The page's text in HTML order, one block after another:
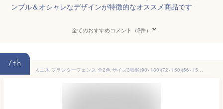
ンプル＆オシャレなデザインが特徴的なオススメ商品です
全てのおすすめコメント（2件）
7th
人工木 プランターフェンス 全2色 サイズ3種類(90×180)(72×150)(56×150) YPF-1890/1570/1550 目隠し フェンス プランター ガーデンラティス プランターボックス 花壇 おしゃれ 山善 YAMAZEN ガーデンマスター 【送料無料】